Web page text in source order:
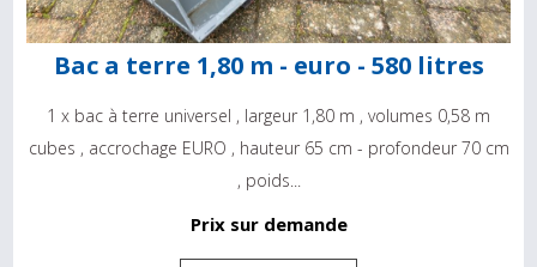
Bac a terre 1,80 m - euro - 580 litres
1 x bac à terre universel , largeur 1,80 m , volumes 0,58 m
cubes , accrochage EURO , hauteur 65 cm - profondeur 70 cm
, poids...
Prix sur demande